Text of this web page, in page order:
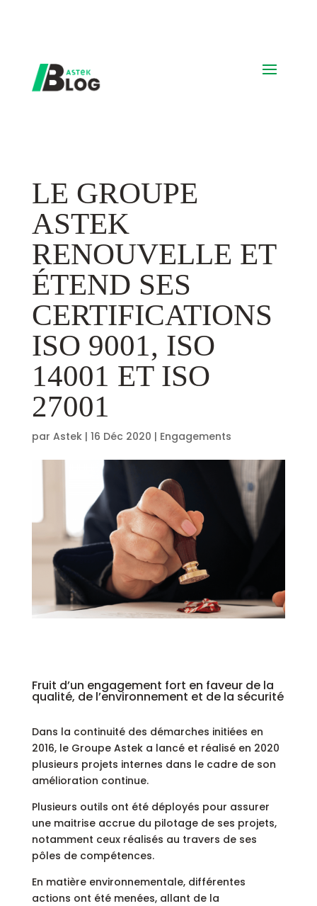
LE GROUPE
ASTEK
RENOUVELLE ET
ÉTEND SES
CERTIFICATIONS
ISO 9001, ISO
14001 ET ISO
27001
par Astek| 16 Déc 2020 | Engagements
Fruit d’un engagement fort en faveur de la
qualité, de l’environnement et de la sécurité
Dans la continuité des démarches initiées en
2016, le Groupe Astek a lancé et réalisé en 2020
plusieurs projets internes dans le cadre de son
amélioration continue.
Plusieurs outils ont été déployés pour assurer
une maitrise accrue du pilotage de ses projets,
notamment ceux réalisés au travers de ses
pôles de compétences.
En matière environnementale, différentes
actions ont été menées, allant de la